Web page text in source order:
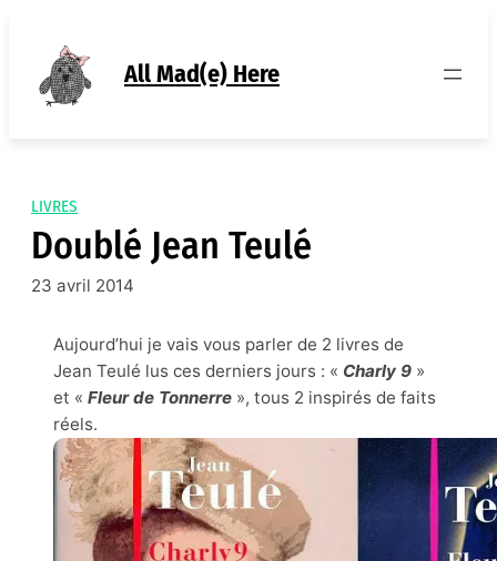
contenu
All Mad(e) Here
LIVRES
Doublé Jean Teulé
23 avril 2014
Aujourd’hui je vais vous parler de 2 livres de
Jean Teulé lus ces derniers jours : « Charly 9 »
et « Fleur de Tonnerre », tous 2 inspirés de faits
réels.